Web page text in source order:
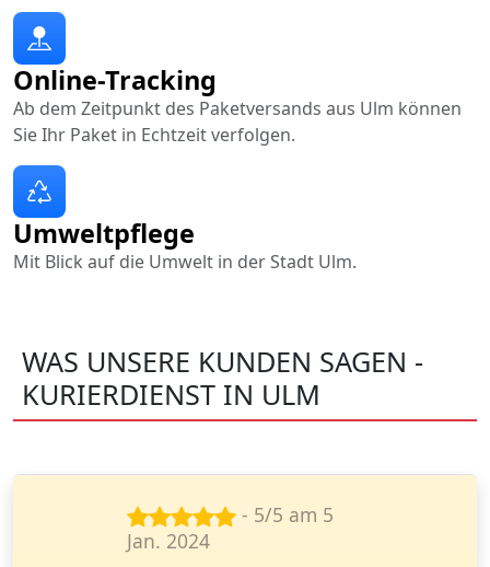
Online-Tracking
Ab dem Zeitpunkt des Paketversands aus Ulm können
Sie Ihr Paket in Echtzeit verfolgen.
Umweltpflege
Mit Blick auf die Umwelt in der Stadt Ulm.
WAS UNSERE KUNDEN SAGEN -
KURIERDIENST IN ULM
- 5/5 am 8
Dez. 2024